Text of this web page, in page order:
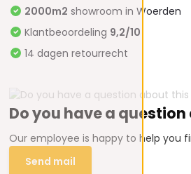
2000m2 showroom in Woerden
Klantbeoordeling 9,2/10
14 dagen retourrecht
Do you have a
Our employee is happy to help you
Send mail